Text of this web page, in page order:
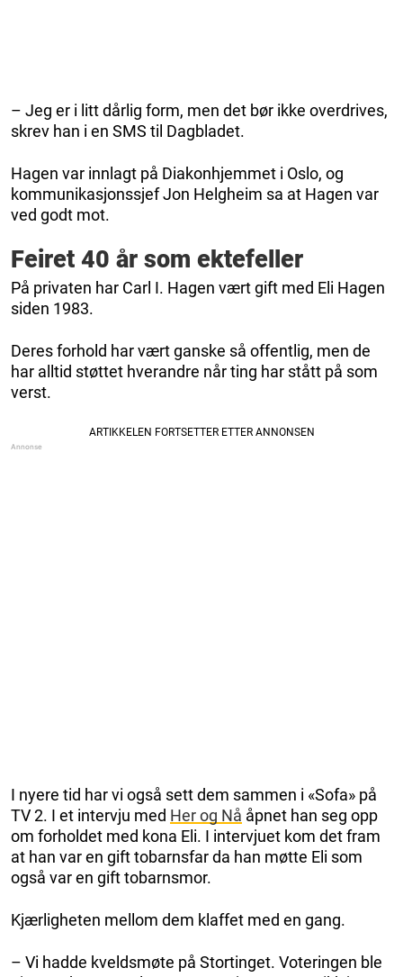
– Jeg er i litt dårlig form, men det bør ikke overdrives,
skrev han i en SMS til Dagbladet.
Hagen var innlagt på Diakonhjemmet i Oslo, og
kommunikasjonssjef Jon Helgheim sa at Hagen var
ved godt mot.
Feiret 40 år som ektefeller
På privaten har Carl I. Hagen vært gift med Eli Hagen
siden 1983.
Deres forhold har vært ganske så offentlig, men de
har alltid støttet hverandre når ting har stått på som
verst.
I nyere tid har vi også sett dem sammen i «Sofa» på
TV 2. I et intervju med Her og Nå åpnet han seg opp
om forholdet med kona Eli. I intervjuet kom det fram
at han var en gift tobarnsfar da han møtte Eli som
også var en gift tobarnsmor.
Kjærligheten mellom dem klaffet med en gang.
– Vi hadde kveldsmøte på Stortinget. Voteringen ble